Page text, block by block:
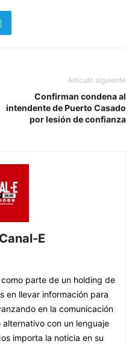
Artículo siguiente
Confirman condena al
intendente de Puerto Casado
por lesión de confianza
E
parte de un holding de
en llevar información para
en la comunicación
con un lenguaje
importa la noticia en su